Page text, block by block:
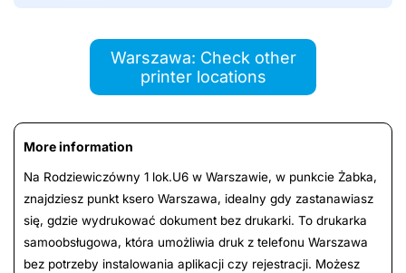
Warszawa: Check other
printer locations
More information
Na Rodziewiczówny 1 lok.U6 w Warszawie, w punkcie Żabka,
znajdziesz punkt ksero Warszawa, idealny gdy zastanawiasz
się, gdzie wydrukować dokument bez drukarki. To drukarka
samoobsługowa, która umożliwia druk z telefonu Warszawa
bez potrzeby instalowania aplikacji czy rejestracji. Możesz